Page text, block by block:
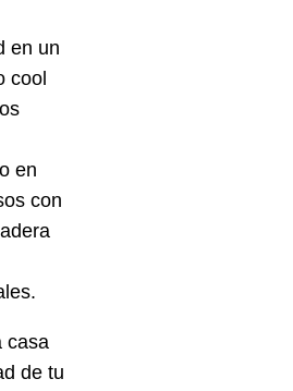
en un
cool
en
con
casa
de tu